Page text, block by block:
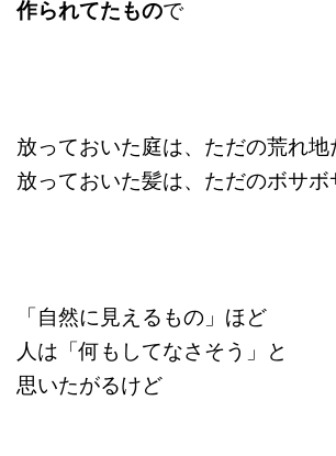
作られてたもので
放っておいた庭は、ただの荒れ地
放っておいた髪は、ただのボサボ
「自然に見えるもの」ほど
人は「何もしてなさそう」と
思いたがるけど